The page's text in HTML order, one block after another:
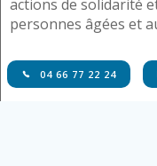
actions de solidarité
personnes âgées et
04 66 77 22 24